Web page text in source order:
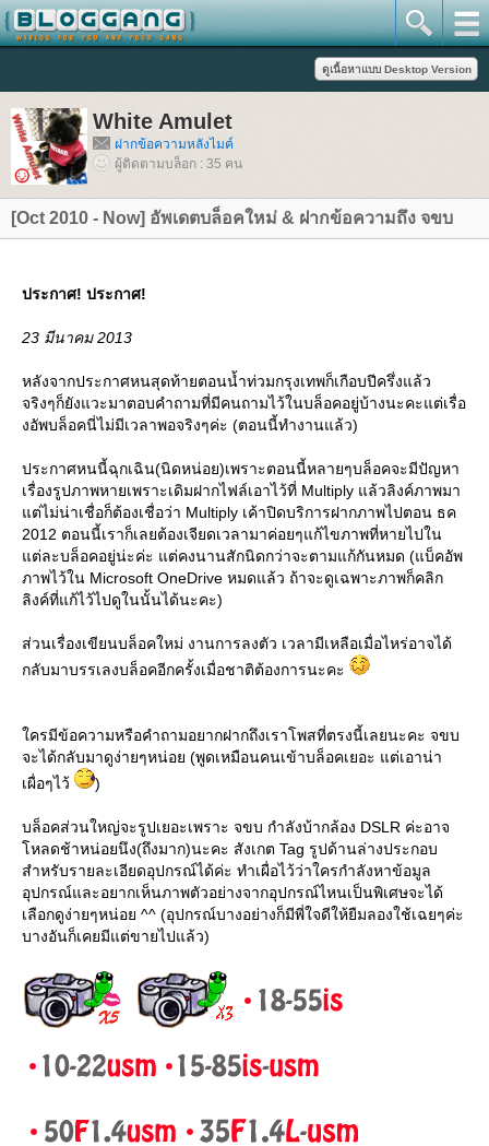
White Amulet
ฝากข้อความหลังไมค์
ผู้ติดตามบล็อก : 35 คน
[Oct 2010 - Now] อัพเดตบล็อคใหม่ & ฝากข้อความถึง จขบ
ประกาศ! ประกาศ!
23 มีนาคม 2013
หลังจากประกาศหนสุดท้ายตอนน้ำท่วมกรุงเทพก็เกือบปีครึ่งแล้ว
จริงๆก็ยังแวะมาตอบคำถามที่มีคนถามไว้ในบล็อคอยู่บ้างนะคะแต่เรื่อ
งอัพบล็อคนี่ไม่มีเวลาพอจริงๆค่ะ (ตอนนี้ทำงานแล้ว)
ประกาศหนนี้ฉุกเฉิน(นิดหน่อย)เพราะตอนนี้หลายๆบล็อคจะมีปัญหา
เรื่องรูปภาพหายเพราะเดิมฝากไฟล์เอาไว้ที่ Multiply แล้วลิงค์ภาพมา
ต่ไม่น่าเชื่อก็ต้องเชื่อว่า Multiply เค้าปิดบริการฝากภาพไปตอน ธค
2012 ตอนนี้เราก็เลยต้องเจียดเวลามาค่อยๆแก้ไขภาพที่หายไปใน
ต่ละบล็อคอยู่น่ะค่ะ แต่คงนานสักนิดกว่าจะตามแก้กันหมด (แบ็คอัพ
ภาพไว้ใน Microsoft OneDrive หมดแล้ว ถ้าจะดูเฉพาะภาพก็คลิก
ลิงค์ที่แก้ไว้ไปดูในนั้นได้นะคะ)
ส่วนเรื่องเขียนบล็อคใหม่ งานการลงตัว เวลามีเหลือเมื่อไหร่อาจได้
กลับมาบรรเลงบล็อคอีกครั้งเมื่อชาติต้องการนะคะ
ครมีข้อความหรือคำถามอยากฝากถึงเราโพสที่ตรงนี้เลยนะคะ จขบ
จะได้กลับมาดูง่ายๆหน่อย (พูดเหมือนคนเข้าบล็อคเยอะ แต่เอาน่า
เผื่อๆไว้
)
บล็อคส่วนใหญ่จะรูปเยอะเพราะ จขบ กำลังบ้ากล้อง DSLR ค่ะอาจ
หลดช้าหน่อยนึง(ถึงมาก)นะคะ สังเกต Tag รูปด้านล่างประกอบ
สำหรับรายละเอียดอุปกรณ์ได้ค่ะ ทำเผื่อไว้ว่าใครกำลังหาข้อมูล
อุปกรณ์และอยากเห็นภาพตัวอย่างจากอุปกรณ์ไหนเป็นพิเศษจะได้
เลือกดูง่ายๆหน่อย ^^ (อุปกรณ์บางอย่างก็มีพี่ใจดีให้ยืมลองใช้เฉยๆค่ะ
บางอันก็เคยมีแต่ขายไปแล้ว)